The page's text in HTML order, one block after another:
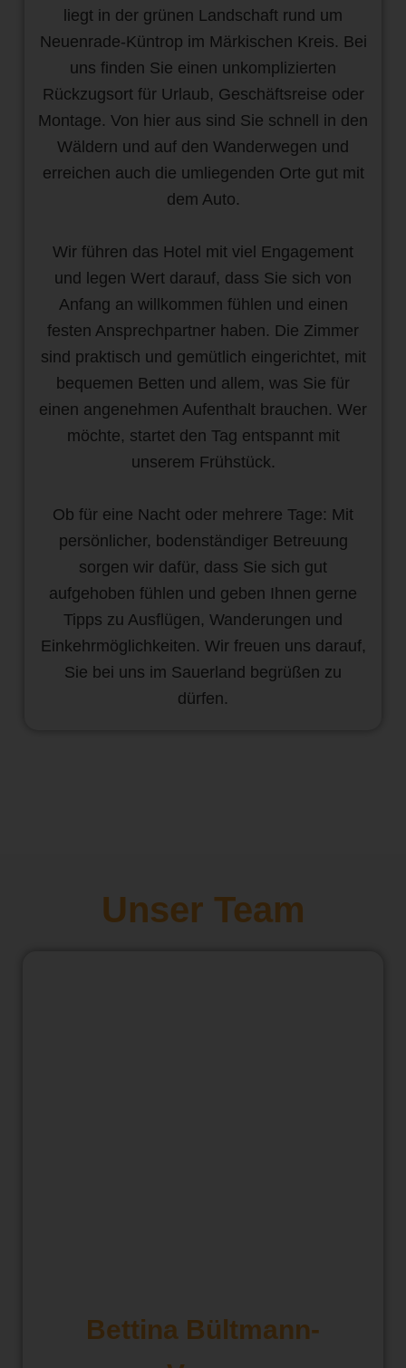
liegt in der grünen Landschaft rund um
Neuenrade-Küntrop im Märkischen Kreis. Bei
uns finden Sie einen unkomplizierten
Rückzugsort für Urlaub, Geschäftsreise oder
Montage. Von hier aus sind Sie schnell in den
Wäldern und auf den Wanderwegen und
erreichen auch die umliegenden Orte gut mit
dem Auto.
Wir führen das Hotel mit viel Engagement
und legen Wert darauf, dass Sie sich von
Anfang an willkommen fühlen und einen
festen Ansprechpartner haben. Die Zimmer
sind praktisch und gemütlich eingerichtet, mit
bequemen Betten und allem, was Sie für
einen angenehmen Aufenthalt brauchen. Wer
möchte, startet den Tag entspannt mit
unserem Frühstück.
Ob für eine Nacht oder mehrere Tage: Mit
persönlicher, bodenständiger Betreuung
sorgen wir dafür, dass Sie sich gut
aufgehoben fühlen und geben Ihnen gerne
Tipps zu Ausflügen, Wanderungen und
Einkehrmöglichkeiten. Wir freuen uns darauf,
Sie bei uns im Sauerland begrüßen zu
dürfen.
Unser Team
Bettina Bültmann-